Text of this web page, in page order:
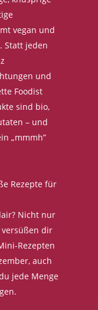
vegan und
Statt jeden
und
Foodist
sind bio,
– und
„mmmh”
Rezepte für
Nicht nur
versüßen dir
Rezepten
auch
jede Menge